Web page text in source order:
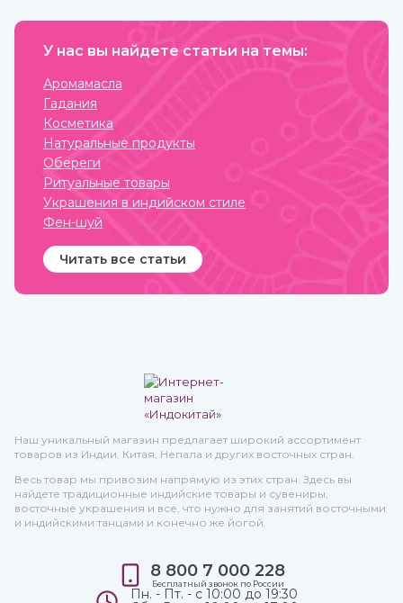
м. Жители Океании
ее зубами обеспечивают
способностью защищать.
женщины, но и мужчины
украшения вы можете в
интернет-магазине
У нас вы найдете статьи на темы:
Аромамасла
Гадания
Косметика
Натуральные продукты
Обереги
Ритуальные товары
Украшения в индийском стиле
Фен-шуй
Читать все статьи
Наш уникальный магазин предлагает широкий ассортимент
товаров из Индии, Китая, Непала и других восточных стран.
Весь товар мы привозим напрямую из этих стран. Здесь вы
найдете традиционные индийские товары и сувениры,
восточные украшения и все, что нужно для занятий восточными
и индийскими танцами и конечно же йогой.
8 800 7 000 228
Бесплатный звонок по России
Пн. - Пт. - с 10:00 до 19:30